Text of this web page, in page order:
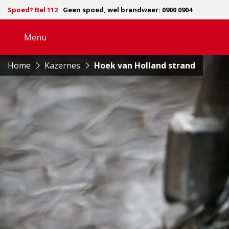
Spoed? Bel 112 Geen spoed, wel brandweer: 0900 0904
Menu
navigatie
Home Kazernes Hoek van Holland strand